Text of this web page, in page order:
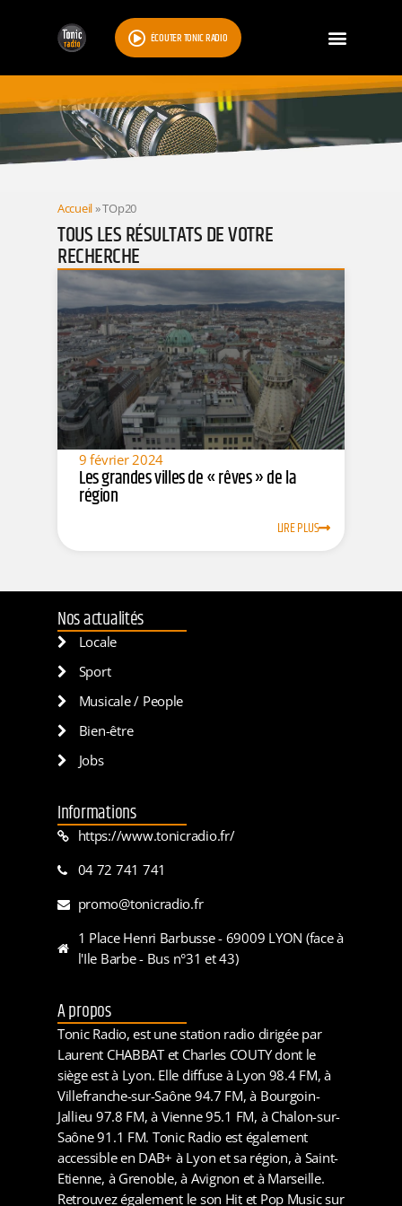
ÉCOUTER TONIC RADIO
RESULTATS
Accueil»TOp20
TOUS LES RÉSULTATS DE VOTRE
RECHERCHE
9 février 2024
Les grandes villes de « rêves » de la
région
LIRE PLUS
Nos actualités
Locale
Sport
Musicale / People
Bien-être
Jobs
Informations
https://www.tonicradio.fr/
04 72 741 741
promo@tonicradio.fr
1 Place Henri Barbusse - 69009 LYON (face à
l'Ile Barbe - Bus n°31 et 43)
A propos
Tonic Radio, est une station radio dirigée par
Laurent CHABBAT et Charles COUTY dont le
siège est à Lyon. Elle diffuse à Lyon 98.4 FM, à
Villefranche-sur-Saône 94.7 FM, à Bourgoin-
Jallieu 97.8 FM, à Vienne 95.1 FM, à Chalon-sur-
Saône 91.1 FM. Tonic Radio est également
accessible en DAB+ à Lyon et sa région, à Saint-
Etienne, à Grenoble, à Avignon et à Marseille.
Retrouvez également le son Hit et Pop Music sur